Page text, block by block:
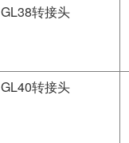
GL38转接头
GL40转接头